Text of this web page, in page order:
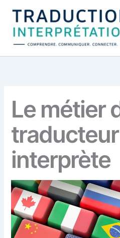
contenu
Le métier
traducteur
interprète